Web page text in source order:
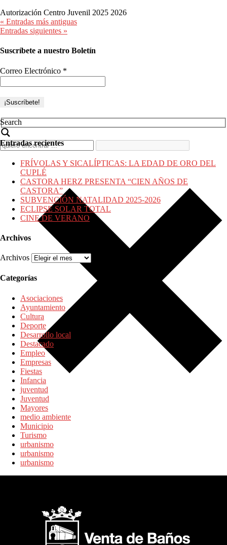
Autorización Centro Juvenil 2025 2026
« Entradas más antiguas
Entradas siguientes »
Suscríbete a nuestro Boletín
Correo Electrónico *
Search
Entradas recientes
FRÍVOLAS Y SICALÍPTICAS: LA EDAD DE ORO DEL
CUPLÉ
CASTORA HERZ PRESENTA “CIEN AÑOS DE
CASTORA”
SUBVENCIÓN NATALIDAD 2025-2026
ECLIPSE SOLAR TOTAL
CINE DE VERANO
Archivos
Archivos
Categorías
Asociaciones
Ayuntamiento
Cultura
Deporte
Desarrollo local
Destacado
Empleo
Empresas
Fiestas
Infancia
juventud
Juventud
Mayores
medio ambiente
Municipio
Turismo
urbanismo
urbanismo
urbanismo